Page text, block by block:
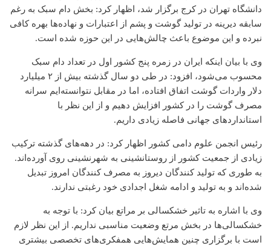
دانشگاه تهران در کرج برگزار شد، اظهار کرد: بخش دام سبک به رغم
سابقه دیرینه در تولید گوشت و پشم از اعتبارات و نهاده‌ها بهره کافی
نبرده و این موضوع باعث چالش‌هایی در این حوزه شده است.
وی با بیان اینکه ایران در زمره پنج کشور اول در تعداد دام سبک
محسوب می‌شود، افزود: در طی دو سال گذشته بیش از ۲ میلیارد
دلار واردات گوشت اتفاق افتاده، اما در مقابل نتوانسته‌ایم سرانه
مصرف گوشت را در کشور افزایش دهیم و از این نظر با
استانداردهای جهانی فاصله زیادی داریم.
رئیس انجمن علوم دامی کشور اظهار کرد: در دهه‌های گذشته ترکیب
زیادی از جمعیت کشور از روستانشینی به شهرنشینی روی آورده‌اند.
به طوری که تولید کنندگان دیروز به مصرف کنندگان امروز تبدیل
شده‌اند و به تولید و ادامه شغل اجدادی خود رغبتی ندارند.
وی با اشاره به تاثیر خشکسالی بر مراتع بیان کرد: با توجه به
خشکسالی‌ها در بخش مرتع وضعیت مناسبی نداریم. از این نظر لازم
است با برگزاری چنین همایش‌هایی همفکری‌های تخصصی بیشتری